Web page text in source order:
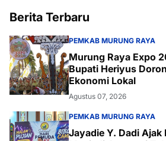
Berita Terbaru
PEMKAB MURUNG RAYA
Murung Raya Expo
Bupati Heriyus
Ekonomi Lokal
Agustus 07, 2026
PEMKAB MURUNG RAYA
Jayadie Y. Dadi Ajak